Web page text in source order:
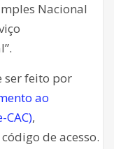
Nacional
ser feito por
ao
,
de acesso.